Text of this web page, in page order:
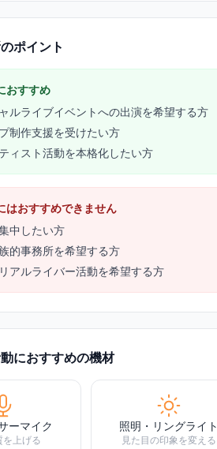
ポイント
おすすめ
ルライブイベントへの出演を希望する方
制作支援を受けたい方
ィスト活動を本格化したい方
はおすすめできません
中したい方
的事務所を希望する方
アルライバー活動を希望する方
におすすめの機材
ーマイク
を上げる
照明・リングライト
見た目の印象を変える